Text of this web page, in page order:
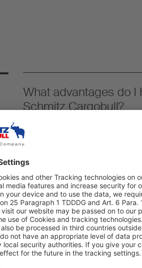
What advantages do I
Schmitz Cargobull?
Can I include force
What are the
from Schmitz